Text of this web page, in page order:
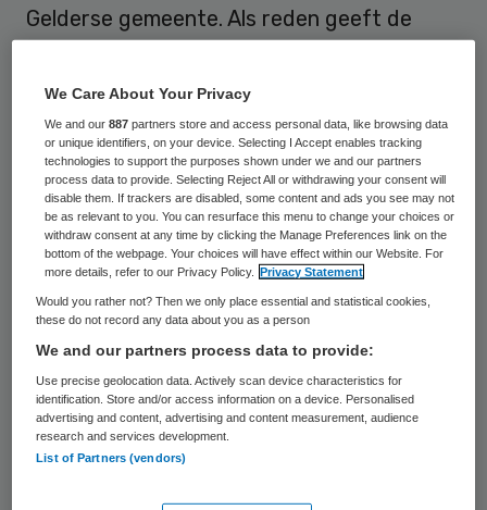
Gelderse gemeente. Als reden geeft de
helaas niet aan de afspraken hielden”.
Bij beëindiging van de bezetting zijn drie
aanhoudingen verricht, aldus een
woordvoerster van vakbond FNV. Twee
medewerkers van de bond en een
thuiszorgmedewerkster zijn volgens haar
overgebracht naar het politiebureau in
Artiestenoptreden
Aanleiding voor de ontruiming is volgens de
We Care About Your Privacy
We and our887 partners store and access personal data, like browsing data
or unique identifiers, on your device. Selecting I Accept enables tracking
technologies to support the purposes shown under we and our partners
process data to provide. Selecting Reject All or withdrawing your consent will
disable them. If trackers are disabled, some content and ads you see may not
be as relevant to you. You can resurface this menu to change your choices or
withdraw consent at any time by clicking the Manage Preferences link on the
bottom of the webpage. Your choices will have effect within our Website. For
more details, refer to our Privacy Policy.
Privacy Statement
Would you rather not? Then we only place essential and statistical cookies,
these do not record any data about you as a person
We and our partners process data to provide:
Use precise geolocation data. Actively scan device characteristics for
identification. Store and/or access information on a device. Personalised
advertising and content, advertising and content measurement, audience
research and services development.
List of Partners (vendors)